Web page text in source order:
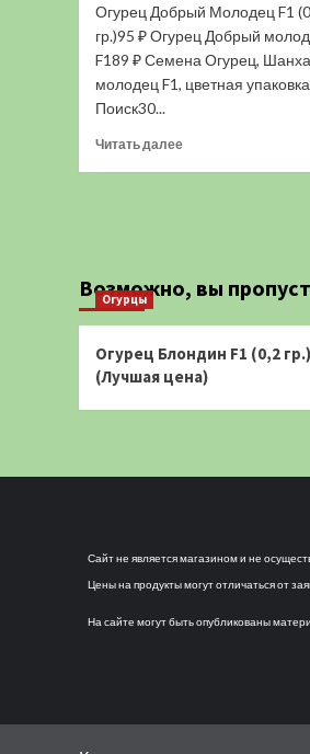
(Лучшая
цена)
Огурец Добрый Молодец F1
гр.)95 ₽ Огурец Добрый
F189 ₽ Семена Огурец,
молодец F1, цветная
Поиск30...
Читать далееПрочитать
(0,2
(Лучшая
цена)
Возможно, вы
Огурцы
Огурец Блондин F1 (0,2 гр.)
(Лучшая цена)
Сайт не является магазином и не
Цены на продукты могут отличаться от
На сайте могут быть опубликованы